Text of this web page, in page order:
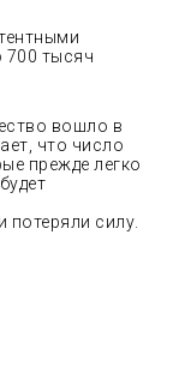
700 тысяч
вошло в
что число
прежде легко
потеряли силу.